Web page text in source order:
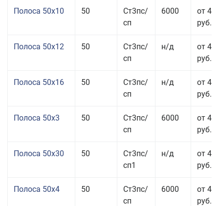
Полоса 50x10 50
Ст3пс/
сп
6000
от 46
руб.
Полоса 50x12 50
Ст3пс/
сп
н/д
от 44
руб.
Полоса 50x16 50
Ст3пс/
сп
н/д
от 49
руб.
Полоса 50x3 50
Ст3пс/
сп
6000
от 45
руб.
Полоса 50x30 50
Ст3пс/
сп1
н/д
от 44
руб.
Полоса 50x4 50
Ст3пс/
сп
6000
от 45
руб.